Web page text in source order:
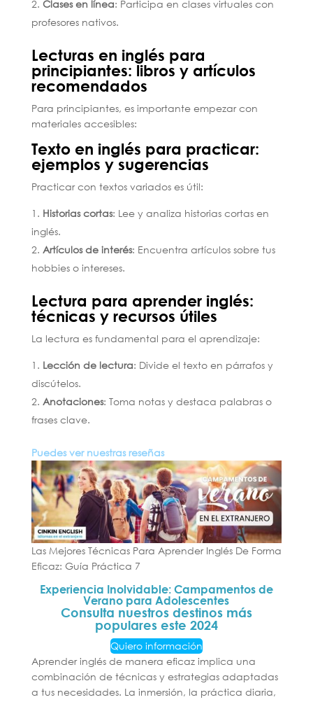
Clases en línea: Participa en clases virtuales con
profesores nativos.
Lecturas en inglés para
principiantes: libros y artículos
recomendados
Para principiantes, es importante empezar con
materiales accesibles:
Texto en inglés para practicar:
ejemplos y sugerencias
Practicar con textos variados es útil:
Historias cortas: Lee y analiza historias cortas en
inglés.
Artículos de interés: Encuentra artículos sobre tus
hobbies o intereses.
Lectura para aprender inglés:
técnicas y recursos útiles
La lectura es fundamental para el aprendizaje:
Lección de lectura: Divide el texto en párrafos y
discútelos.
Anotaciones: Toma notas y destaca palabras o
frases clave.
Puedes ver nuestras reseñas
Las Mejores Técnicas Para Aprender Inglés De Forma
Eficaz: Guía Práctica 7
Experiencia Inolvidable: Campamentos de
Verano para Adolescentes
Consulta nuestros destinos más
populares este 2024
Quiero información
Aprender inglés de manera eficaz implica una
combinación de técnicas y estrategias adaptadas
a tus necesidades. La inmersión, la práctica diaria,